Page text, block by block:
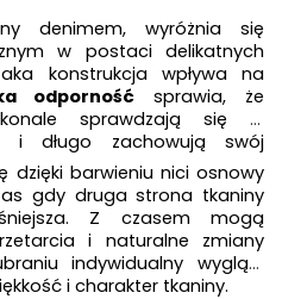
denimem, wyróżnia się
w postaci delikatnych
konstrukcja wpływa na
odporność sprawia, że
sprawdzają się w
i długo zachowują swój
dzięki barwieniu nici osnowy
gdy druga strona tkaniny
Z czasem mogą
i naturalne zmiany
indywidualny wygląd.
i charakter tkaniny.